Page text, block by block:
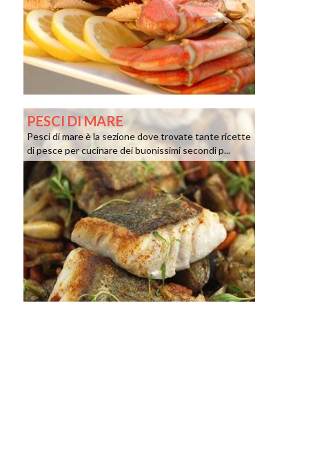
PESCI DI MARE
Pesci di mare è la sezione dove trovate tante ricette
di pesce per cucinare dei buonissimi secondi p...